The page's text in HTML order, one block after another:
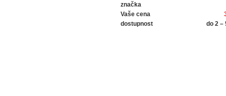
značka
Vaše cena
dostupnost
do 2 –